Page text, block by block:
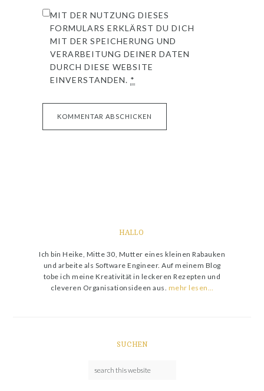
MIT DER NUTZUNG DIESES
FORMULARS ERKLÄRST DU DICH
MIT DER SPEICHERUNG UND
VERARBEITUNG DEINER DATEN
DURCH DIESE WEBSITE
EINVERSTANDEN. *
HALLO
Ich bin Heike, Mitte 30, Mutter eines kleinen Rabauken
und arbeite als Software Engineer. Auf meinem Blog
tobe ich meine Kreativität in leckeren Rezepten und
cleveren Organisationsideen aus. mehr lesen…
SUCHEN